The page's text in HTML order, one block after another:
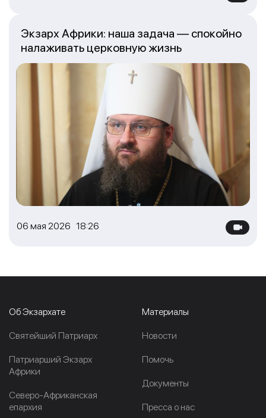
06 мая 2026 18:26
Экзарх Африки: наша задача — спокойно
налаживать церковную жизнь
Об Экзархате
Cвятейший Патриарх
Патриарший Экзарх
Африки
Северо-Африканская
епархия
Материалы
Новости
Помочь
Документы
Пресса о нас